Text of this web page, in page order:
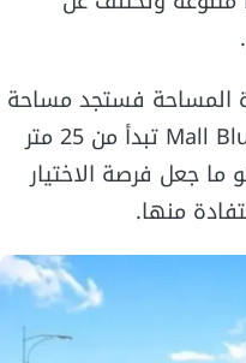
المساحة فستجد مساحة
الوحدات في Mall Blue Aura Nasr City تبدأ من 25 متر
مربع، وهو ما جعل فرصة الاختيار
منها.